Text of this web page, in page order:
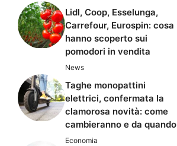
Lidl, Coop, Esselunga,
Carrefour, Eurospin: cosa
hanno scoperto sui
pomodori in vendita
News
Taghe monopattini
elettrici, confermata la
clamorosa novità: come
cambieranno e da quando
Economia